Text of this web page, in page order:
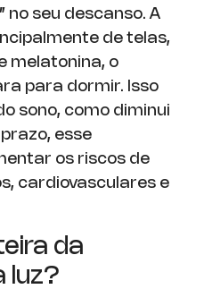
no seu descanso. A
de telas,
melatonina, o
para dormir. Isso
sono, como diminui
esse
os riscos de
cardiovasculares e
da
luz?